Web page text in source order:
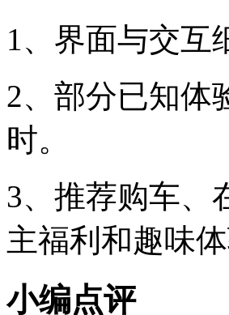
1、界面与交互
2、部分已知体
时。
3、推荐购车、
主福利和趣味
小编点评